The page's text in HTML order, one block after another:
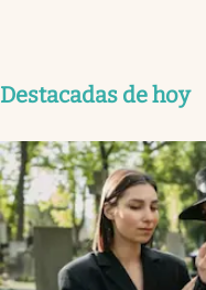
Destacadas de hoy